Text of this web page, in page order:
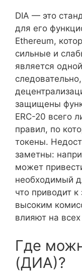
DIA — это
для его
Ethereum,
сильные и
является
защищены
ERC-20 всего
правил, по
токены.
заметны:
может
необходимый
что приводит
высоким
влияют на
Где
(ДИА)?